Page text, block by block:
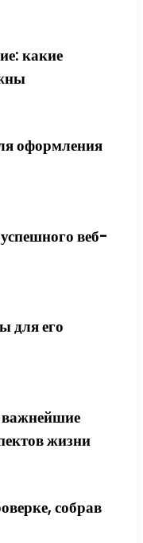
какие
оформления
веб-
для его
важнейшие
жизни
собрав